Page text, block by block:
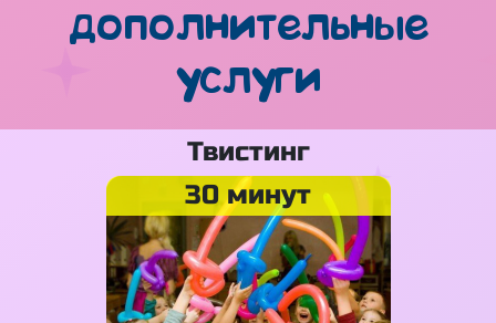
дополнительные
услуги
Твистинг
30 минут